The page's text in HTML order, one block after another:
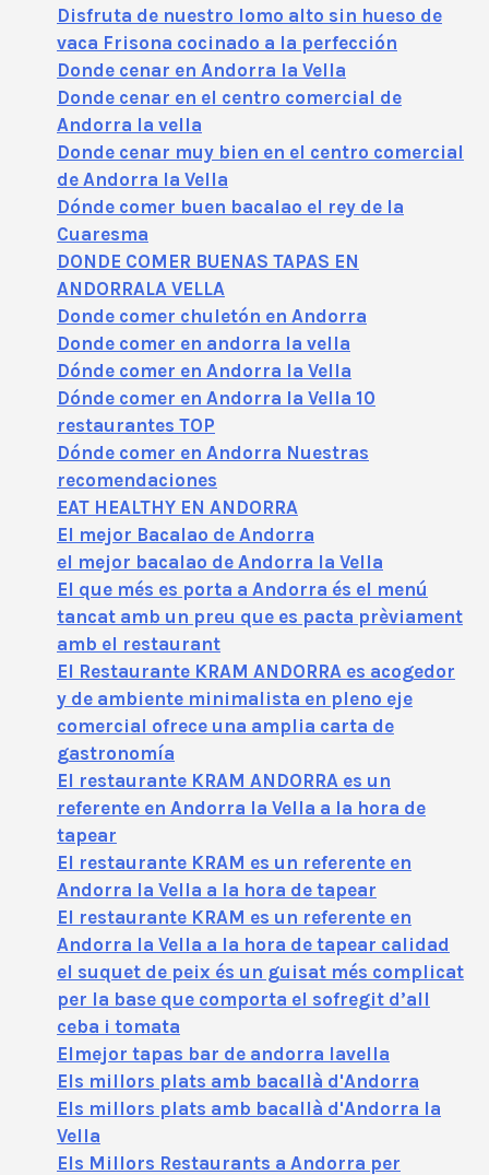
Disfruta de nuestro lomo alto sin hueso de
vaca Frisona cocinado a la perfección
Donde cenar en Andorra la Vella
Donde cenar en el centro comercial de
Andorra la vella
Donde cenar muy bien en el centro comercial
de Andorra la Vella
Dónde comer buen bacalao el rey de la
Cuaresma
DONDE COMER BUENAS TAPAS EN
ANDORRALA VELLA
Donde comer chuletón en Andorra
Donde comer en andorra la vella
Dónde comer en Andorra la Vella
Dónde comer en Andorra la Vella 10
restaurantes TOP
Dónde comer en Andorra Nuestras
recomendaciones
EAT HEALTHY EN ANDORRA
El mejor Bacalao de Andorra
el mejor bacalao de Andorra la Vella
El que més es porta a Andorra és el menú
tancat amb un preu que es pacta prèviament
amb el restaurant
El Restaurante KRAM ANDORRA es acogedor
y de ambiente minimalista en pleno eje
comercial ofrece una amplia carta de
gastronomía
El restaurante KRAM ANDORRA es un
referente en Andorra la Vella a la hora de
tapear
El restaurante KRAM es un referente en
Andorra la Vella a la hora de tapear
El restaurante KRAM es un referente en
Andorra la Vella a la hora de tapear calidad
el suquet de peix és un guisat més complicat
per la base que comporta el sofregit d’all
ceba i tomata
Elmejor tapas bar de andorra lavella
Els millors plats amb bacallà d'Andorra
Els millors plats amb bacallà d'Andorra la
Vella
Els Millors Restaurants a Andorra per